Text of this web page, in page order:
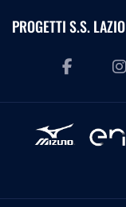
PROGETTI S.S. LAZIO